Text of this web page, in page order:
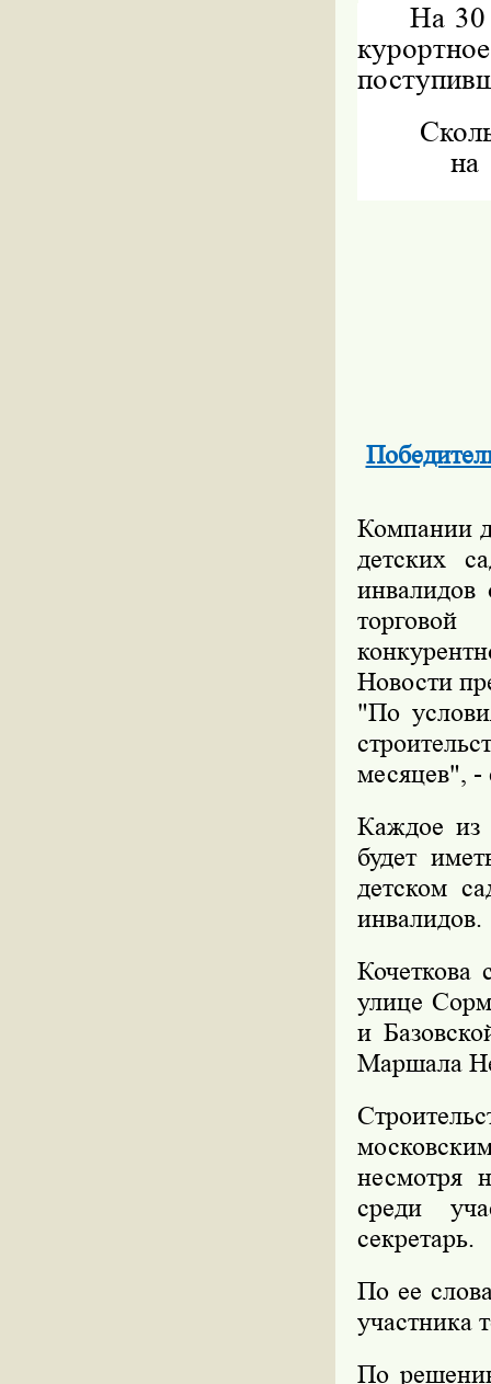
На 30
на
Компании
детских
Новости
"По
месяцев", -
Каждое из
будет
детском
инвалидов.
Кочеткова
улице
и
Маршала
несмотря
среди
секретарь.
По ее
участника
По